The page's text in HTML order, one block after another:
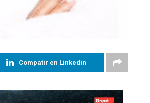
Compatir en Linkedin